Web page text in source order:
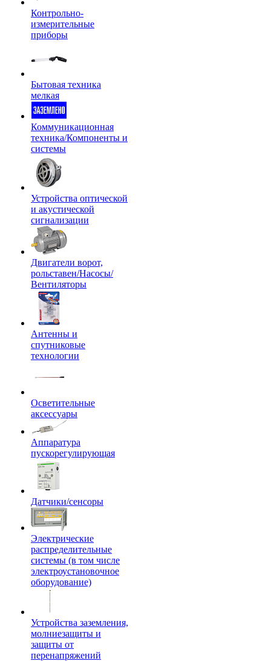
Контрольно-
измерительные
приборы
Бытовая техника
мелкая
Коммуникационная
техника/Компоненты и
системы
Устройства оптической
и акустической
сигнализации
Двигатели ворот,
рольставен/Насосы/
Вентиляторы
Антенны и
спутниковые
технологии
Осветительные
аксессуары
Аппаратура
пускорегулирующая
Датчики/сенсоры
Электрические
распределительные
системы (в том числе
электроустановочное
оборудование)
Устройства заземления,
молниезащиты и
защиты от
перенапряжений